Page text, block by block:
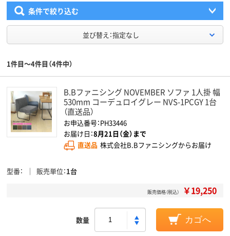
条件で絞り込む
並び替え：指定なし
1件目～4件目（4件中）
B.Bファニシング NOVEMBER ソファ 1人掛 幅
530mm コーデュロイグレー NVS-1PCGY 1台
（直送品）
お申込番号：PH33446
お届け日：8月21日（金）まで
直送品 株式会社B.Bファニシングからお届け
型番 販売単位 1台
販売価格（税込） ￥19,250
数量 カゴへ